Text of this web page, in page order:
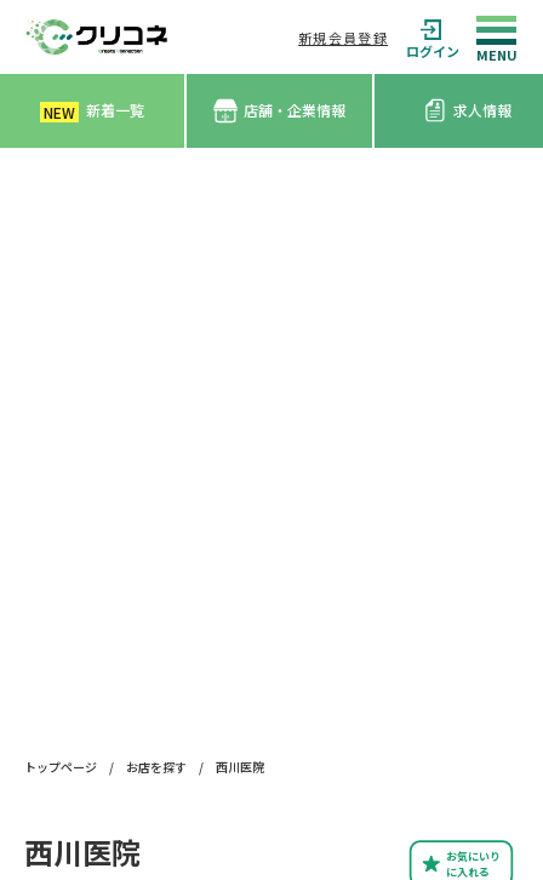
新規会員登録
ログイン
NEW 新着一覧 店舗・企業情報 求人情報
トップページ / お店を探す / 西川医院
お気にいり
に入れる
西川医院